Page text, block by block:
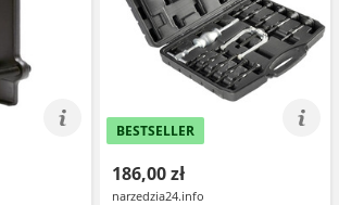
BESTSELLER
186,00 zł
narzedzia24.info